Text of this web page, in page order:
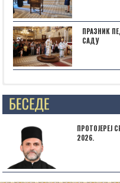
ПРАЗНИК
САДУ
Posts not found
ПРОТОЈЕРЕЈ
2026.